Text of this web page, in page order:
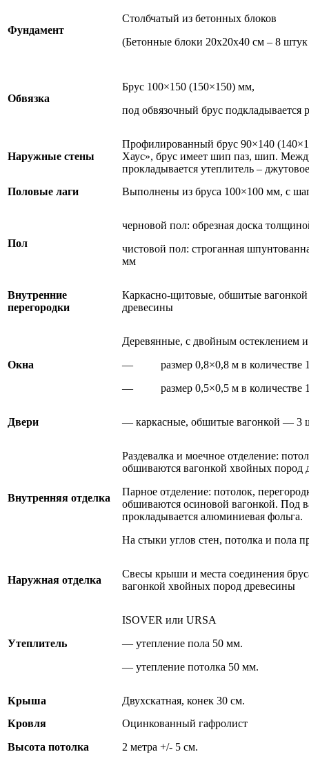
Фундамент
Столбчатый из бетонных блоков
(Бетонные блоки 20x20x40 см – 8 штук
Обвязка
Брус 100×150 (150×150) мм,
под обвязочный брус подкладывается
Наружные стены
Профилированный брус 90×140
Хаус», брус имеет шип паз, шип.
прокладывается утеплитель –
Половые лаги
Выполнены из бруса 100×100 мм, с
Пол
черновой пол: обрезная доска
чистовой пол: строганная
мм
Внутренние
перегородки
Каркасно-щитовые, обшитые
древесины
Окна
Деревянные, с двойным остеклением
— размер 0,8×0,8 м в количестве
— размер 0,5×0,5 м в количестве
Двери — каркасные, обшитые вагонкой — 3
Внутренняя отделка
Раздевалка и моечное отделение:
обшиваются вагонкой хвойных пород
Парное отделение: потолок,
обшиваются осиновой вагонкой. Под
прокладывается алюминиевая фольга.
На стыки углов стен, потолка и пола
Наружная отделка
Свесы крыши и места соединения
вагонкой хвойных пород древесины
Утеплитель
ISOVER или URSA
— утепление пола 50 мм.
— утепление потолка 50 мм.
Крыша
Двухскатная, конек 30 см.
Кровля
Оцинкованный гафролист
Высота потолка
2 метра +/- 5 см.